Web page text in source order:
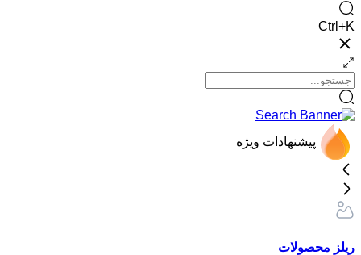
Ctrl+K
پیشنهادات ویژه
ریلز محصولات